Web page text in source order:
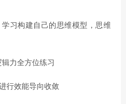
习构建自己的思维模型，思维
力全方位练习
行效能导向收敛